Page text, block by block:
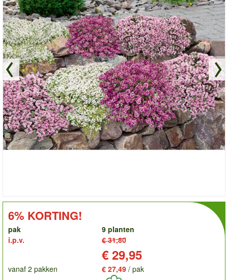
order
KORTING!:
6% KORTING!
pak
9 planten
i.p.v.
€ 31,80
€ 29,95
vanaf 2 pakken € 27,49 / pak